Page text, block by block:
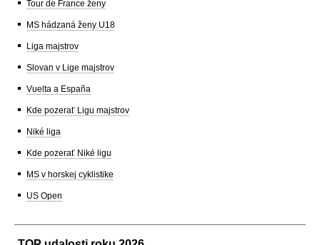
Tour de France ženy
MS hádzaná ženy U18
Liga majstrov
Slovan v Lige majstrov
Vuelta a España
Kde pozerať Ligu majstrov
Niké liga
Kde pozerať Niké ligu
MS v horskej cyklistike
US Open